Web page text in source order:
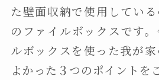
た壁面収納で使用してい
のファイルボックスです
ルボックスを使った我が
よかった３つのポイントを